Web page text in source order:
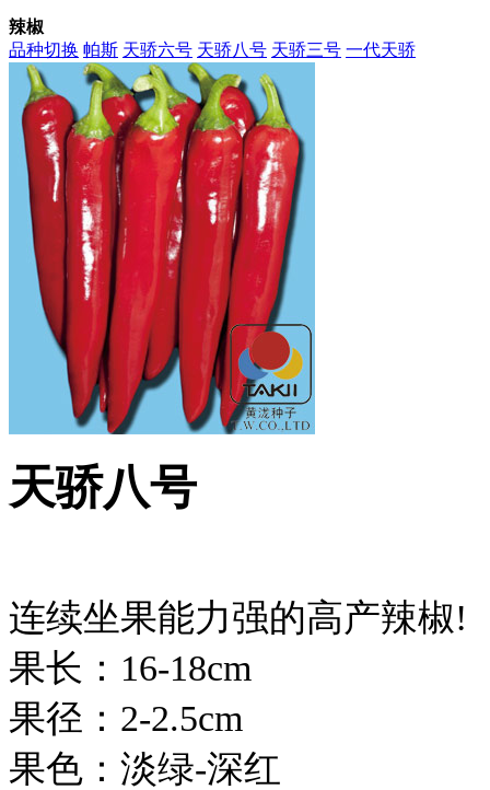
辣椒
品种切换 帕斯 天骄六号 天骄八号 天骄三号 一代天骄
天骄八号
连续坐果能力强的高产辣椒!
果长：16-18cm
果径：2-2.5cm
果色：淡绿-深红